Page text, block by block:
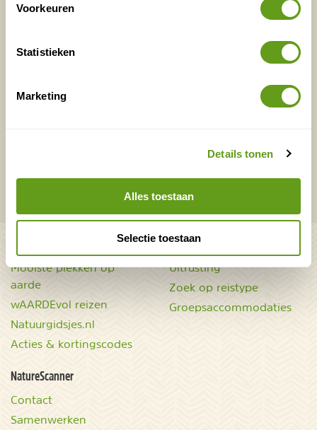
Voorkeuren
Statistieken
Marketing
Details tonen
Alles toestaan
Selectie toestaan
overnachtingen en vakanties in de natuur!
Mooiste plekken op
aarde
wAARDEvol reizen
Natuurgidsjes.nl
Acties & kortingscodes
Uitrusting
Zoek op reistype
Groepsaccommodaties
NatureScanner
Contact
Samenwerken